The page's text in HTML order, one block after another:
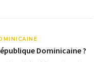
Dominicaine ?